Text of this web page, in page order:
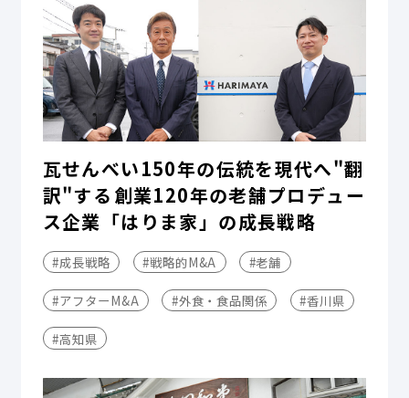
瓦せんべい150年の伝統を現代へ"翻
訳"する――創業120年の老舗プロデュー
ス企業「はりま家」の成長戦略
#成長戦略 #戦略的M&A #老舗
#アフターM&A #外食・食品関係 #香川県
#高知県